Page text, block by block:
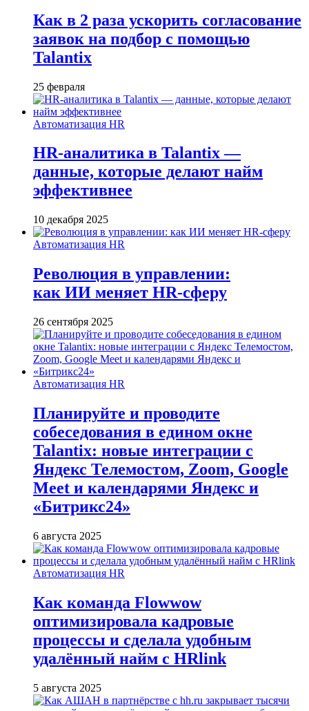
Как в 2 раза ускорить согласование
заявок на подбор с помощью
Talantix
25 февраля
Автоматизация HR
HR-аналитика в Talantix —
данные, которые делают найм
эффективнее
10 декабря 2025
Автоматизация HR
Революция в управлении:
как ИИ меняет HR-сферу
26 сентября 2025
Автоматизация HR
Планируйте и проводите
собеседования в едином окне
Talantix: новые интеграции с
Яндекс Телемостом, Zoom, Google
Meet и календарями Яндекс и
«Битрикс24»
6 августа 2025
Автоматизация HR
Как команда Flowwow
оптимизировала кадровые
процессы и сделала удобным
удалённый найм с HRlink
5 августа 2025